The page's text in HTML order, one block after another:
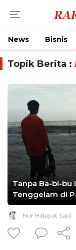
News Bisnis
Topik Berita :
Tanpa Ba-bi-bu
Tenggelam di
Nur Hidayat Said